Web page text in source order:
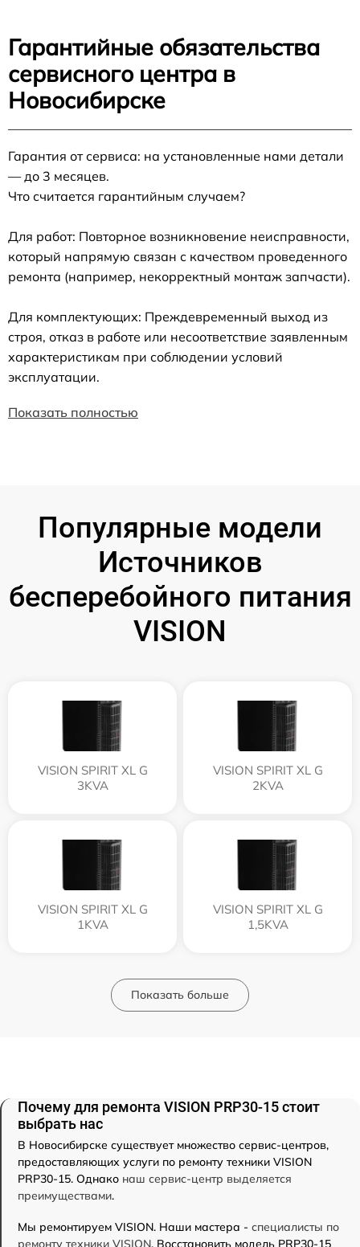
Гарантийные обязательства
сервисного центра в
Новосибирске
Гарантия от сервиса: на установленные нами детали
— до 3 месяцев.
Что считается гарантийным случаем?
Для работ: Повторное возникновение неисправности,
который напрямую связан с качеством проведенного
ремонта (например, некорректный монтаж запчасти).
Для комплектующих: Преждевременный выход из
строя, отказ в работе или несоответствие заявленным
характеристикам при соблюдении условий
эксплуатации.
Показать полностью
Популярные модели
Источников
бесперебойного питания
VISION
VISION SPIRIT XL G
3KVA
VISION SPIRIT XL G
2KVA
VISION SPIRIT XL G
1KVA
VISION SPIRIT XL G
1,5KVA
Показать больше
Почему для ремонта VISION PRP30-15 стоит
выбрать нас
В Новосибирске существует множество сервис-центров,
предоставляющих услуги по ремонту техники VISION
PRP30-15. Однако наш сервис-центр выделяется
преимуществами.
Мы ремонтируем VISION. Наши мастера - специалисты по
ремонту техники VISION. Восстановить модель PRP30-15